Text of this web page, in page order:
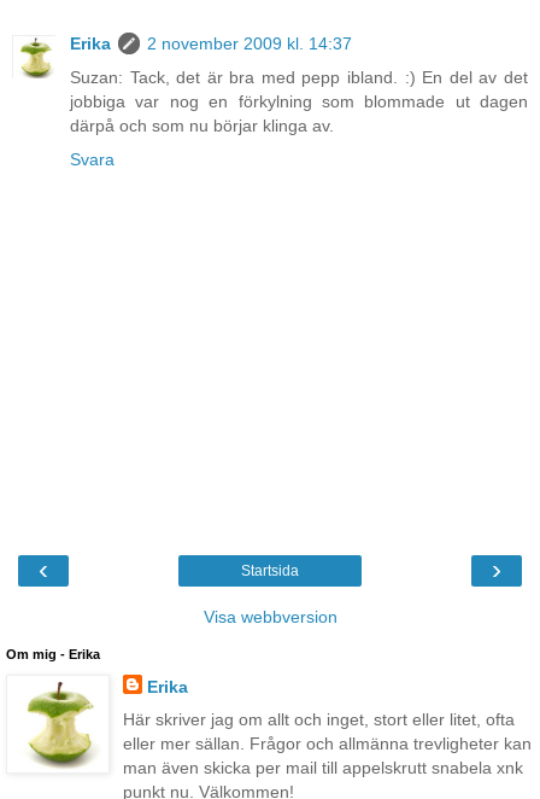
Erika
2 november 2009 kl. 14:37
Suzan: Tack, det är bra med pepp ibland. :) En del av det
jobbiga var nog en förkylning som blommade ut dagen
därpå och som nu börjar klinga av.
Svara
‹ ›
Startsida
Visa webbversion
Om mig - Erika
Erika
Här skriver jag om allt och inget, stort eller litet, ofta
eller mer sällan. Frågor och allmänna trevligheter kan
man även skicka per mail till appelskrutt snabela xnk
punkt nu. Välkommen!